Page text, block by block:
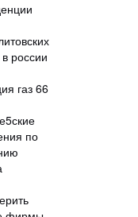
россии
газ 66
по